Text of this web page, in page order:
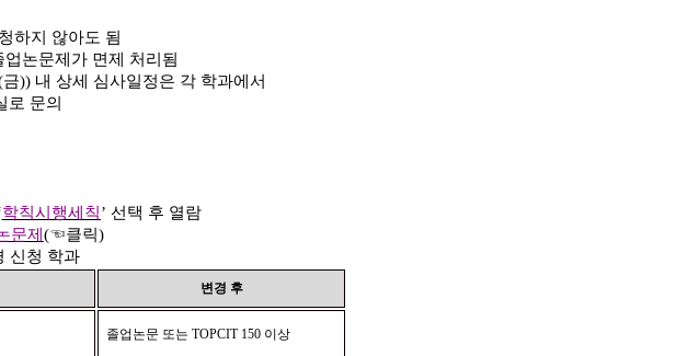
하지 않아도 됨
논문제가 면제 처리됨
금)) 내 상세 심사일정은 각 학과에서
로 문의
학칙시행세칙’ 선택 후 열람
문제 (☜클릭)
신청 학과
변경 후
졸업논문 또는 TOPCIT 150 이상